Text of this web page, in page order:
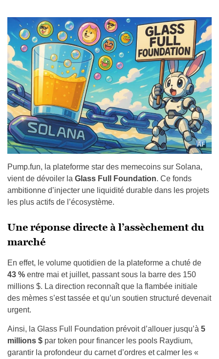
Pump.fun, la plateforme star des memecoins sur Solana,
vient de dévoiler la Glass Full Foundation. Ce fonds
ambitionne d’injecter une liquidité durable dans les projets
les plus actifs de l’écosystème.
Une réponse directe à l’assèchement du
marché
En effet, le volume quotidien de la plateforme a chuté de
43 % entre mai et juillet, passant sous la barre des 150
millions $. La direction reconnaît que la flambée initiale
des mèmes s’est tassée et qu’un soutien structuré devenait
urgent.
Ainsi, la Glass Full Foundation prévoit d’allouer jusqu’à 5
millions $ par token pour financer les pools Raydium,
garantir la profondeur du carnet d’ordres et calmer les «